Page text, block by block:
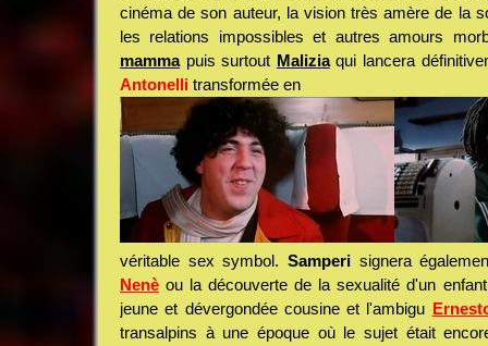
cinéma de son auteur, la vision très amère de la
les relations impossibles et autres amours
mammapuis surtout Maliziaqui lancera
Antonelli transformée en
véritable sex symbol. Samperisignera
Nenè ou la découverte de la sexualité d'un
jeune et dévergondée cousine et l'ambigu
transalpins à une époque où le sujet était